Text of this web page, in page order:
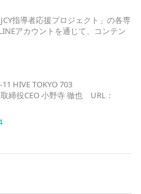
指導者応援プロジェクト」の各専
アカウントを通じて、コンテン
HIVE TOKYO 703
締役CEO 小野寺 徹也 URL：